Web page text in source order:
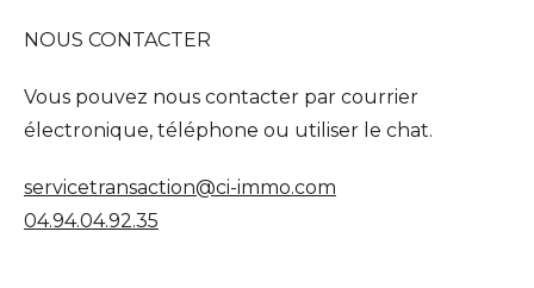
NOUS CONTACTER
Vous pouvez nous contacter par courrier
électronique, téléphone ou utiliser le chat.
servicetransaction@ci-immo.com
04.94.04.92.35